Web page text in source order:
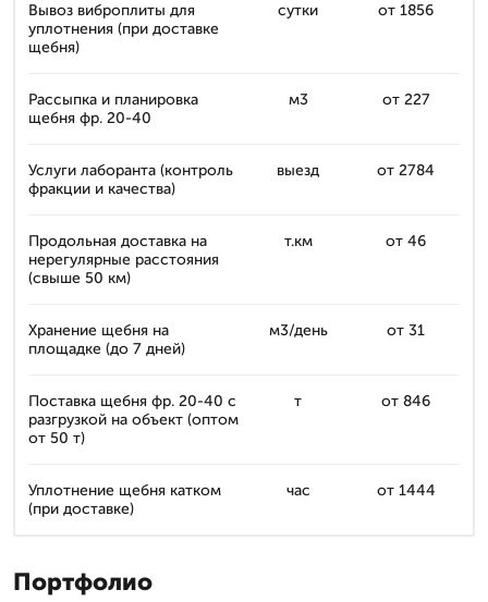
Вывоз виброплиты для
уплотнения (при доставке
щебня)
сутки от 1856
Рассыпка и планировка
щебня фр. 20-40
м3 от 227
Услуги лаборанта (контроль
фракции и качества)
выезд от 2784
Продольная доставка на
нерегулярные расстояния
(свыше 50 км)
т.км от 46
Хранение щебня на
площадке (до 7 дней)
м3/день от 31
Поставка щебня фр. 20-40 с
разгрузкой на объект (оптом
от 50 т)
т от 846
Уплотнение щебня катком
(при доставке)
час от 1444
Портфолио